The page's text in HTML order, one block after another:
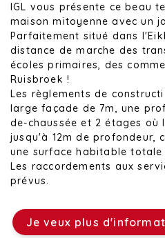
IGL vous présente ce beau
maison mitoyenne avec un
Parfaitement situé dans
distance de marche des
écoles primaires, des
Ruisbroek !
Les règlements de
large façade de 7m, une
de-chaussée et 2 étages où
jusqu'à 12m de profondeur,
une surface habitable totale
Les raccordements aux
prévus.
Je veux plus